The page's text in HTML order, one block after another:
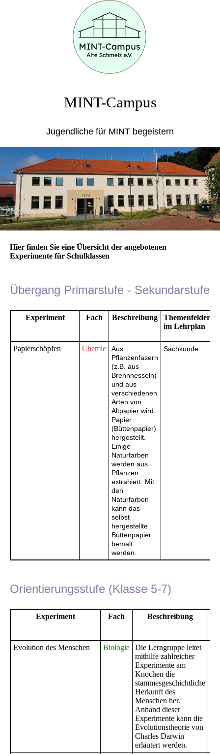
MINT-Campus
Jugendliche für MINT begeistern
Hier finden Sie eine Übersicht der angebotenen
Experimente für Schulklassen
Übergang Primarstufe - Sekundarstufe
Experiment Fach Beschreibung
Themenfelder
im Lehrplan
Papierschöpfen Chemie
Aus
Pflanzenfasern
(z.B. aus
Brennnesseln)
und aus
verschiedenen
Arten von
Altpapier wird
Papier
(Büttenpapier)
hergestellt.
Einige
Naturfarben
werden aus
Pflanzen
extrahiert. Mit
den
Naturfarben
kann das
selbst
hergestellte
Büttenpapier
bemalt
werden.
Sachkunde
Orientierungsstufe (Klasse 5-7)
Experiment Fach Beschreibung
Evolution des Menschen Biologie
Die Lerngruppe leitet
mithilfe zahlreicher
Experimente am
Knochen die
stammesgeschichtliche
Herkunft des
Menschen her.
Anhand dieser
Experimente kann die
Evolutionstheorie von
Charles Darwin
erläutert werden.